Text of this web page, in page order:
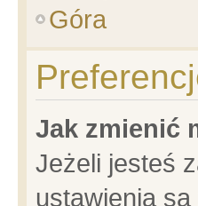
Góra
Jak zmienić
Jeżeli jesteś
ustawienia